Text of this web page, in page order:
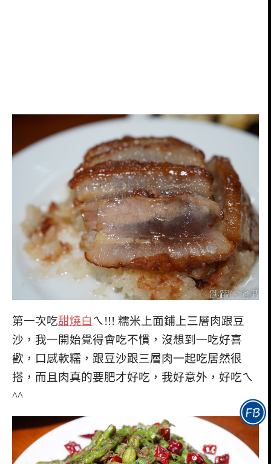
第一次吃甜燒白 ㄟ!!! 糯米上面鋪上三層肉跟豆
沙，我一開始覺得會吃不慣，沒想到一吃好喜
歡，口感軟糯，跟豆沙跟三層肉一起吃居然很
搭，而且肉真的要肥才好吃，我好意外，好吃ㄟ
^^